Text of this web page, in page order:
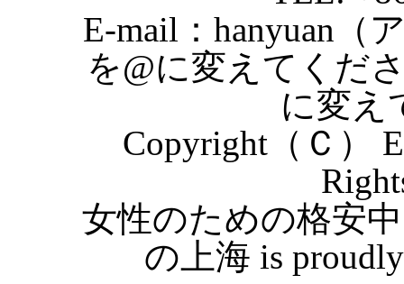
E-mail：hanyuan（
を@に変えてく
に変え
Copyright（Ｃ）
女性のための格安
の上海 is